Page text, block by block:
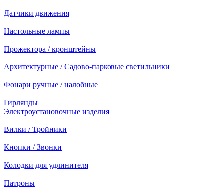
Датчики движения
Настольные лампы
Прожектора / кронштейны
Архитектурные / Садово-парковые светильники
Фонари ручные / налобные
Гирлянды
Электроустановочные изделия
Вилки / Тройники
Кнопки / Звонки
Колодки для удлинителя
Патроны